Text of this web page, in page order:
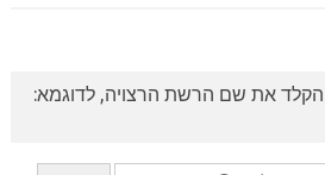
הקלד את שם הרשת הרצויה, לדוגמא: